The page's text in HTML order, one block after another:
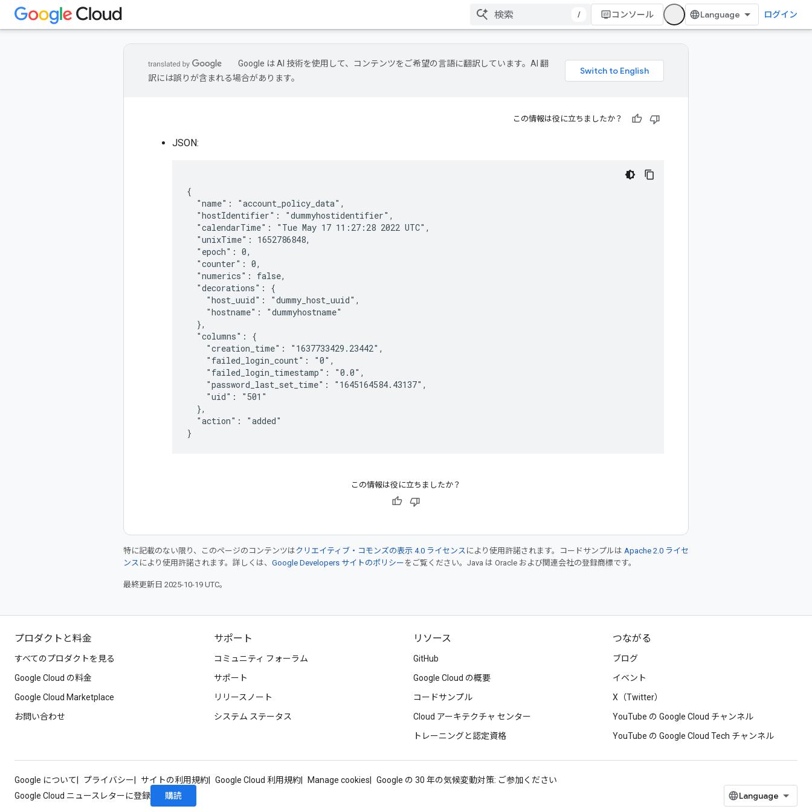
/ コンソール ログイン
Google は AI 技術を使用して、コンテンツをご希望の言語に翻訳しています。AI 翻
訳には誤りが含まれる場合があります。
この情報は役に立ちましたか？
JSON:
{
  "name": "account_policy_data",
  "hostIdentifier": "dummyhostidentifier",
  "calendarTime": "Tue May 17 11:27:28 2022 UTC",
  "unixTime": 1652786848,
  "epoch": 0,
  "counter": 0,
  "numerics": false,
  "decorations": {
    "host_uuid": "dummy_host_uuid",
    "hostname": "dummyhostname"
  },
  "columns": {
    "creation_time": "1637733429.23442",
    "failed_login_count": "0",
    "failed_login_timestamp": "0.0",
    "password_last_set_time": "1645164584.43137",
    "uid": "501"
  },
  "action": "added"
この情報は役に立ちましたか？
特に記載のない限り、このページのコンテンツはクリエイティブ・コモンズの表示 4.0 ライセンス により使用許諾されます。コードサンプルは Apache 2.0 ライセ
ンス により使用許諾されます。詳しくは、 Google Developers サイトのポリシー をご覧ください。Java は Oracle および関連会社の登録商標です。
最終更新日 2025-10-19 UTC。
プロダクトと料金
すべてのプロダクトを見る
Google Cloud の料金
Google Cloud Marketplace
お問い合わせ
サポート
コミュニティ フォーラム
サポート
リリースノート
システム ステータス
リソース
GitHub
Google Cloud の概要
コードサンプル
Cloud アーキテクチャ センター
トレーニングと認定資格
つながる
ブログ
イベント
X（Twitter）
YouTube の Google Cloud チャンネル
YouTube の Google Cloud Tech チャンネル
Google について プライバシー サイトの利用規約 Google Cloud 利用規約 Manage cookies
Google の 30 年の気候変動対策: ご参加ください
Google Cloud ニュースレターに登録
購読